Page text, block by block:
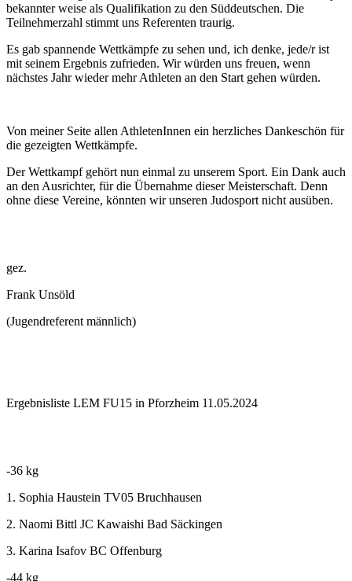
bekannter weise als Qualifikation zu den Süddeutschen. Die
Teilnehmerzahl stimmt uns Referenten traurig.
Es gab spannende Wettkämpfe zu sehen und, ich denke, jede/r ist
mit seinem Ergebnis zufrieden. Wir würden uns freuen, wenn
nächstes Jahr wieder mehr Athleten an den Start gehen würden.
Von meiner Seite allen AthletenInnen ein herzliches Dankeschön für
die gezeigten Wettkämpfe.
Der Wettkampf gehört nun einmal zu unserem Sport. Ein Dank auch
an den Ausrichter, für die Übernahme dieser Meisterschaft. Denn
ohne diese Vereine, könnten wir unseren Judosport nicht ausüben.
gez.
Frank Unsöld
(Jugendreferent männlich)
Ergebnisliste LEM FU15 in Pforzheim 11.05.2024
-36 kg
1. Sophia Haustein TV05 Bruchhausen
2. Naomi Bittl JC Kawaishi Bad Säckingen
3. Karina Isafov BC Offenburg
-44 kg